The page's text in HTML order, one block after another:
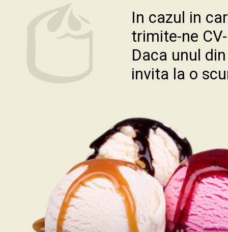
In cazul in
trimite-ne
Daca unul
invita la o